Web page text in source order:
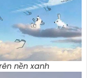
nền xanh